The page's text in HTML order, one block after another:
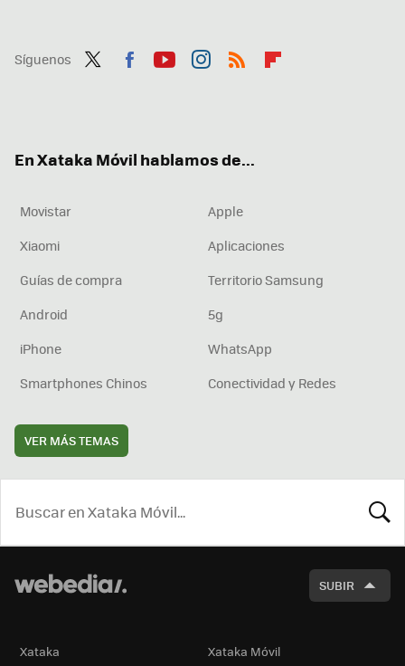
Síguenos
En Xataka Móvil hablamos de...
Movistar
Apple
Xiaomi
Aplicaciones
Guías de compra
Territorio Samsung
Android
5g
iPhone
WhatsApp
Smartphones Chinos
Conectividad y Redes
VER MÁS TEMAS
SUBIR
Xataka Xataka Móvil